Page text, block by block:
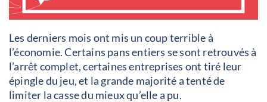
Les derniers mois ont mis un coup terrible à
l’économie. Certains pans entiers se sont retrouvés à
l’arrêt complet, certaines entreprises ont tiré leur
épingle du jeu, et la grande majorité a tenté de
limiter la casse du mieux qu’elle a pu.